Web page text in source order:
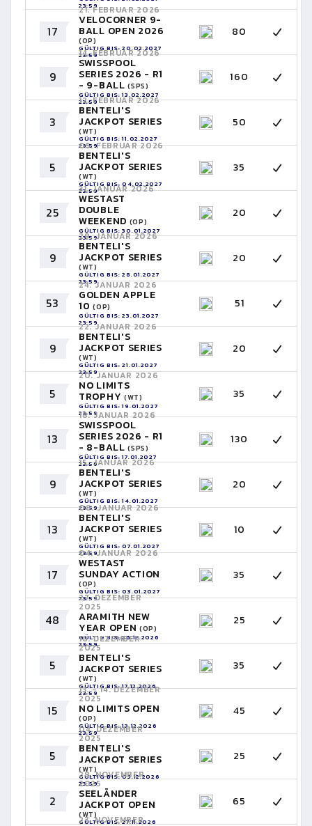
23:59
17
21. FEBRUAR 2026
VELOCORNER 9-
BALL OPEN 2026
(OP)
GÜLTIG BIS: 20.02.2027
23:59
80
9
14. FEBRUAR 2026
SWISSPOOL
SERIES 2026 - R1
- 9-BALL(SPS)
GÜLTIG BIS: 13.02.2027
23:59
160
3
12. FEBRUAR 2026
BENTELI'S
JACKPOT SERIES
(WT)
GÜLTIG BIS: 11.02.2027
23:59
50
5
05. FEBRUAR 2026
BENTELI'S
JACKPOT SERIES
(WT)
GÜLTIG BIS: 04.02.2027
23:59
35
25
31. JANUAR 2026
WESTAST
DOUBLE
WEEKEND (OP)
GÜLTIG BIS: 30.01.2027
23:59
20
9
29. JANUAR 2026
BENTELI'S
JACKPOT SERIES
(WT)
GÜLTIG BIS: 28.01.2027
23:59
20
53
24. JANUAR 2026
GOLDEN APPLE
10(OP)
GÜLTIG BIS: 23.01.2027
23:59
51
9
22. JANUAR 2026
BENTELI'S
JACKPOT SERIES
(WT)
GÜLTIG BIS: 21.01.2027
23:59
20
5
20. JANUAR 2026
NO LIMITS
TROPHY (WT)
GÜLTIG BIS: 19.01.2027
23:59
35
13
18. JANUAR 2026
SWISSPOOL
SERIES 2026 - R1
- 8-BALL(SPS)
GÜLTIG BIS: 17.01.2027
23:59
130
9
15. JANUAR 2026
BENTELI'S
JACKPOT SERIES
(WT)
GÜLTIG BIS: 14.01.2027
23:59
20
13
08. JANUAR 2026
BENTELI'S
JACKPOT SERIES
(WT)
GÜLTIG BIS: 07.01.2027
23:59
10
17
04. JANUAR 2026
WESTAST
SUNDAY ACTION
(OP)
GÜLTIG BIS: 03.01.2027
23:59
35
48
27. DEZEMBER
2025
ARAMITH NEW
YEAR OPEN (OP)
GÜLTIG BIS: 26.12.2026
23:59
25
5
18. DEZEMBER
2025
BENTELI'S
JACKPOT SERIES
(WT)
GÜLTIG BIS: 17.12.2026
23:59
35
15
13. - 14. DEZEMBER
2025
NO LIMITS OPEN
(OP)
GÜLTIG BIS: 13.12.2026
23:59
45
5
04. DEZEMBER
2025
BENTELI'S
JACKPOT SERIES
(WT)
GÜLTIG BIS: 03.12.2026
23:59
25
2
28. NOVEMBER
2025
SEELÄNDER
JACKPOT OPEN
(WT)
GÜLTIG BIS: 27.11.2026
65
27. NOVEMBER